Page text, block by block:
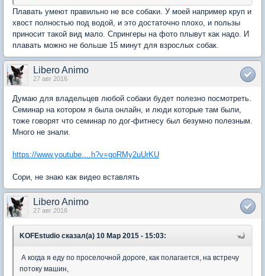
Плавать умеют правильно не все собаки. У моей например круп и
хвост полностью под водой, и это достаточно плохо, и пользы
приносит такой вид мало. Спрингеры на фото плывут как надо. И
плавать можно не больше 15 минут для взрослых собак.
Libero Animo
27 авг 2016
Думаю для владельцев любой собаки будет полезно посмотреть.
Семинар на котором я была онлайн, и люди которые там были,
тоже говорят что семинар по дог-фитнесу был безумно полезным.
Много не знали.
https://www.youtube....h?v=goRMy2uUrKU
Сори, не знаю как видео вставлять
Libero Animo
27 авг 2016
KOFEstudio сказал(а) 10 Мар 2015 - 15:03:
А когда я еду по проселочной дороге, как полагается, на встречу
потоку машин,